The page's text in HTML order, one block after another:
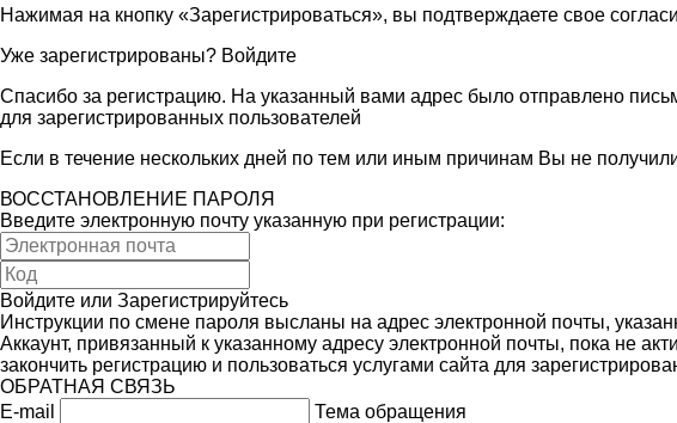
Нажимая на кнопку «Зарегистрироваться», вы подтверждаете свое
Уже зарегистрированы? Войдите
Спасибо за регистрацию. На указанный вами адрес было отправлено
для зарегистрированных пользователей
Если в течение нескольких дней по тем или иным причинам Вы не
ВОССТАНОВЛЕНИЕ ПАРОЛЯ
Введите электронную почту указанную при регистрации:
Войдите или Зарегистрируйтесь
Инструкции по смене пароля высланы на адрес электронной почты,
Аккаунт, привязанный к указанному адресу электронной почты, пока не
закончить регистрацию и пользоваться услугами сайта для
ОБРАТНАЯ СВЯЗЬ
E-mail
Тема обращения